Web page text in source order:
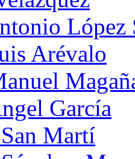
López
Arévalo
García
Martí